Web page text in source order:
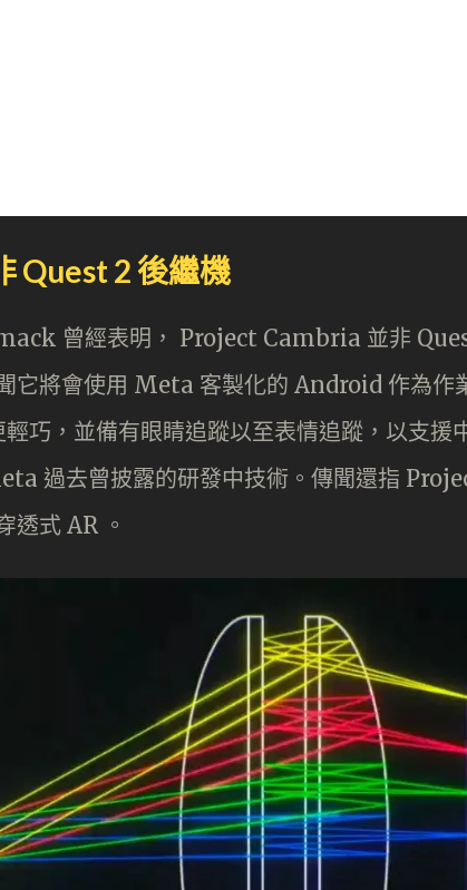
Quest 2 後繼機
曾經表明， Project Cambria 並非
它將會使用 Meta 客製化的 Android 作為作
巧，並備有眼睛追蹤以至表情追蹤，以支援
過去曾披露的研發中技術。傳聞還指
透式 AR 。